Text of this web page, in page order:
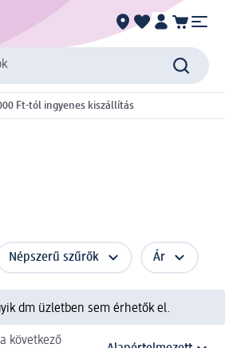
Ft-tól ingyenes kiszállítás
Népszerű szűrők Ár
dm üzletben sem érhetők el.
következő